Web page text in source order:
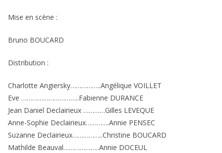
Mise en scène :
Bruno BOUCARD
Distribution :
Charlotte Angiersky……………..Angélique VOILLET
Eve …………………………..Fabienne DURANCE
Jean Daniel Declairieux …………Gilles LEVEQUE
Anne-Sophie Declairieux………….Annie PENSEC
Suzanne Declairieux……………..Christine BOUCARD
Mathilde Beauval………………..Annie DOCEUL